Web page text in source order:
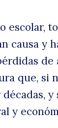
escolar,
causa y
que, si
y